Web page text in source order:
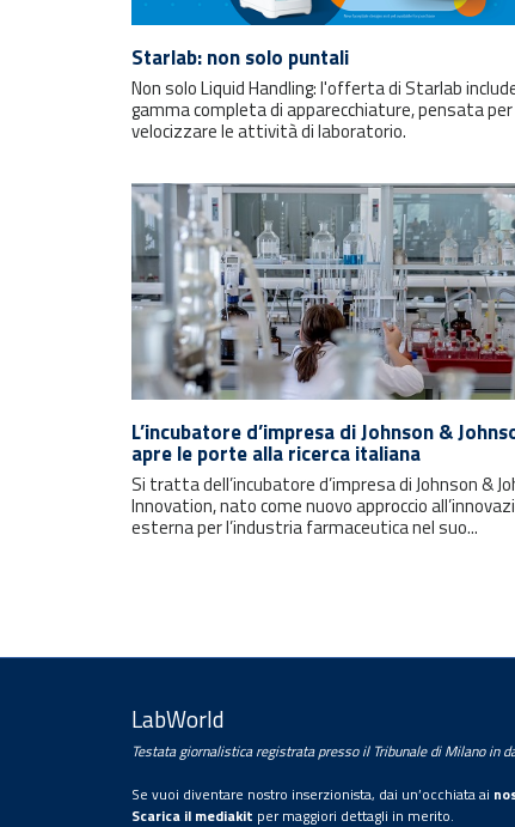
Starlab: non solo puntali
Non solo Liquid Handling: l'offerta di Starlab
gamma completa di apparecchiature, pensata per
velocizzare le attività di laboratorio.
L’incubatore d’impresa di Johnson &
apre le porte alla ricerca italiana
Si tratta dell’incubatore d’impresa di Johnson &
Innovation, nato come nuovo approccio
esterna per l’industria farmaceutica nel suo...
LabWorld
Testata giornalistica registrata presso il Tribunale di Milano in
Se vuoi diventare nostro inserzionista, dai un’occhiata ai
Scarica il mediakit per maggiori dettagli in merito.
Rimani sempre aggiornato con le